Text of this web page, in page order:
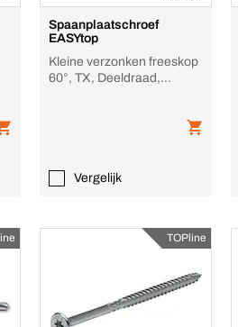
Spaanplaatschroef
EASYtop
Kleine verzonken freeskop
60°, TX, Deeldraad,
Vergelijk
TOPline